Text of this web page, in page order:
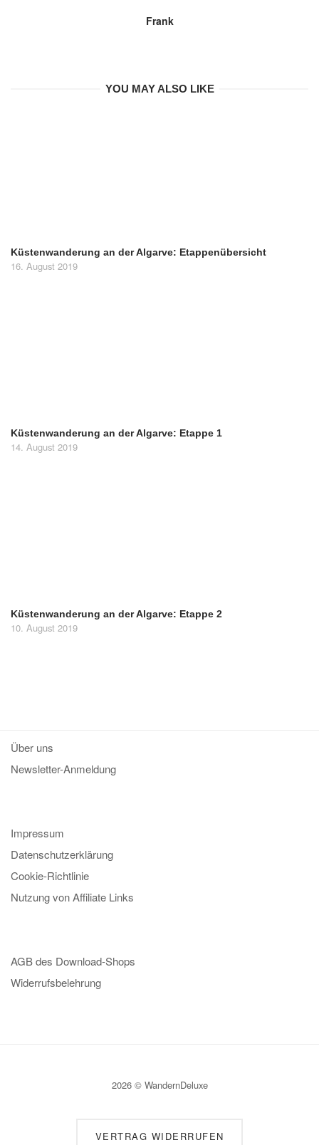
Frank
YOU MAY ALSO LIKE
Küstenwanderung an der Algarve: Etappenübersicht
16. August 2019
Küstenwanderung an der Algarve: Etappe 1
14. August 2019
Küstenwanderung an der Algarve: Etappe 2
10. August 2019
Über uns
Newsletter-Anmeldung
Impressum
Datenschutzerklärung
Cookie-Richtlinie
Nutzung von Affiliate Links
AGB des Download-Shops
Widerrufsbelehrung
2026 © WandernDeluxe
VERTRAG WIDERRUFEN